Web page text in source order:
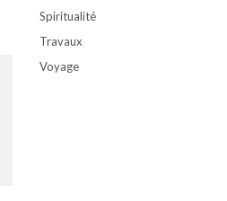
Spiritualité
Travaux
Voyage